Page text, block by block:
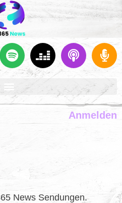
Anmelden
News Sendungen.